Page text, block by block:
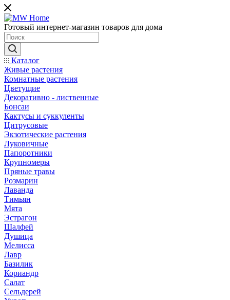
Готовый интернет-магазин товаров для дома
Каталог
Живые растения
Комнатные растения
Цветущие
Декоративно - лиственные
Бонсаи
Кактусы и суккуленты
Цитрусовые
Экзотические растения
Луковичные
Папоротники
Крупномеры
Пряные травы
Розмарин
Лаванда
Тимьян
Мята
Эстрагон
Шалфей
Душица
Мелисса
Лавр
Базилик
Кориандр
Салат
Сельдерей